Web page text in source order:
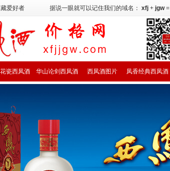
爱好者 据说一眼就可以记住我们的域名： xfj + jgw=
瓷西凤酒 华山论剑西凤酒 西凤酒图片 凤香经典西凤酒